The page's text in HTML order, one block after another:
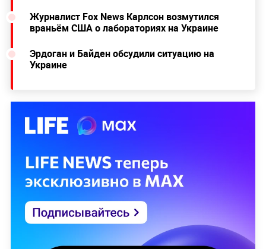
Журналист Fox News Карлсон возмутился
враньём США о лабораториях на Украине
Эрдоган и Байден обсудили ситуацию на
Украине